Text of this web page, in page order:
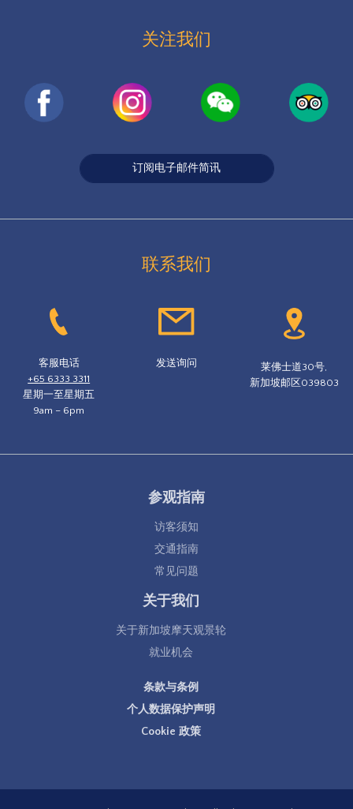
关注我们
订阅电子邮件简讯
联系我们
客服电话
+65 6333 3311
星期一至星期五
9am – 6pm
发送询问
莱佛士道30号,
新加坡邮区039803
参观指南
访客须知
交通指南
常见问题
关于我们
关于新加坡摩天观景轮
就业机会
条款与条例
个人数据保护声明
Cookie 政策